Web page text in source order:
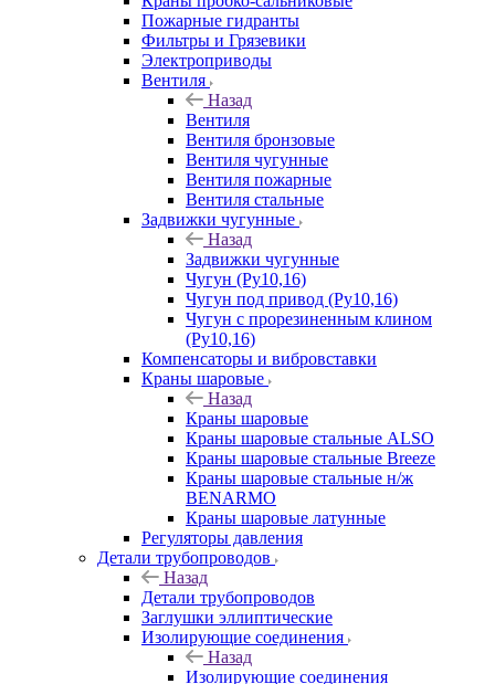
Пожарные гидранты
Фильтры и Грязевики
Электроприводы
Вентиля
Назад
Вентиля
Вентиля бронзовые
Вентиля чугунные
Вентиля пожарные
Вентиля стальные
Задвижки чугунные
Назад
Задвижки чугунные
Чугун (Ру10,16)
Чугун под привод (Ру10,16)
Чугун с прорезиненным клином
(Ру10,16)
Компенсаторы и вибровставки
Краны шаровые
Назад
Краны шаровые
Краны шаровые стальные ALSO
Краны шаровые стальные Breeze
Краны шаровые стальные н/ж
BENARMO
Краны шаровые латунные
Регуляторы давления
Детали трубопроводов
Назад
Детали трубопроводов
Заглушки эллиптические
Изолирующие соединения
Назад
Изолирующие соединения